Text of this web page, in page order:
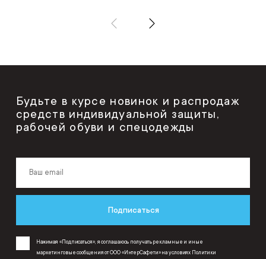
Будьте в курсе новинок и распродаж
средств индивидуальной защиты,
рабочей обуви и спецодежды
Подписаться
Нажимая «Подписаться», я соглашаюсь получать рекламные и иные
маркетинговые сообщения от ООО «ИнтерСафети» на условиях Политики